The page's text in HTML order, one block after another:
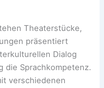
Theaterstücke,
präsentiert
Dialog
die Sprachkompetenz.
verschiedenen